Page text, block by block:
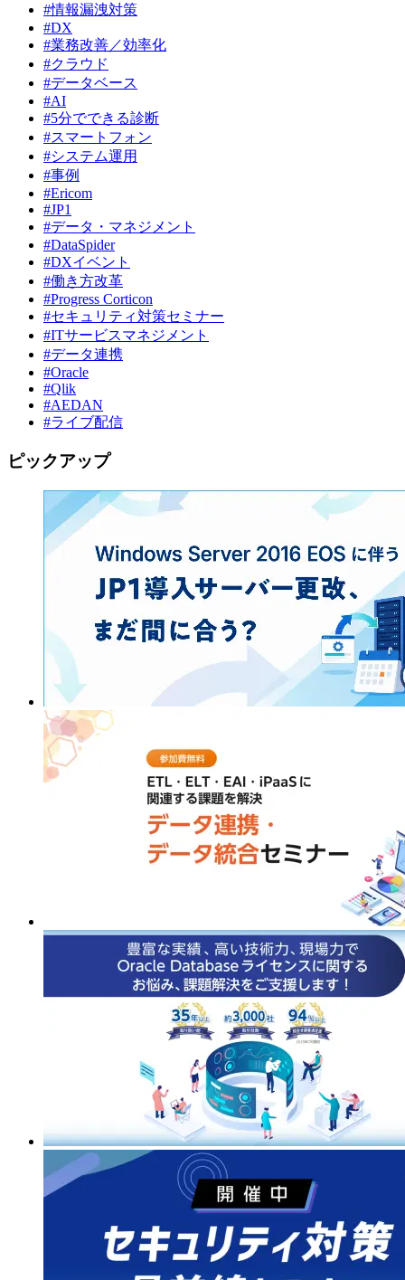
#情報漏洩対策
#DX
#業務改善／効率化
#クラウド
#データベース
#AI
#5分でできる診断
#スマートフォン
#システム運用
#事例
#Ericom
#JP1
#データ・マネジメント
#DataSpider
#DXイベント
#働き方改革
#Progress Corticon
#セキュリティ対策セミナー
#ITサービスマネジメント
#データ連携
#Oracle
#Qlik
#AEDAN
#ライブ配信
ピックアップ